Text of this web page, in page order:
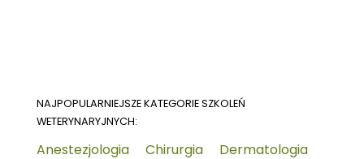
NAJPOPULARNIEJSZE KATEGORIE SZKOLEŃ
WETERYNARYJNYCH:
Anestezjologia Chirurgia Dermatologia